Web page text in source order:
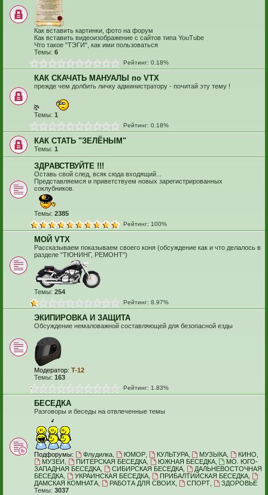
Как вставить картинки, фото на форум
Как вставить видеоизображение с сайтов типа YouTube
Что такое "ТЭГИ", как ими пользоваться
Темы: 6
Рейтинг: 0.18%
КАК СКАЧАТЬ МАНУАЛЫ по VTX
прежде чем долбить личку администратору - почитай эту тему !
Темы: 1
Рейтинг: 0.18%
КАК СТАТЬ "ЗЕЛЁНЫМ"
Темы: 1
ЗДРАВСТВУЙТЕ !!!
Оставь свой след, всяк сюда входящий...
Представляемся и приветствуем новых зарегистрированных
соклубников.
Темы: 2385
Рейтинг: 100%
МОЙ VTX
Рассказываем показываем своего коня (обсуждение как и что делалось в
разделе "ТЮНИНГ, РЕМОНТ")
Темы: 254
Рейтинг: 8.97%
ЭКИПИРОВКА И ЗАЩИТА
Обсуждение немаловажной составляющей для безопасной езды
Модератор: T-12
Темы: 163
Рейтинг: 1.83%
БЕСЕДКА
Разговоры и беседы на отвлеченные темы
Подфорумы: Флудилка, ЮМОР, КУЛЬТУРА, МУЗЫКА КИНО
МУЗЕИ
ПИТЕРСКАЯ БЕСЕДКА, ЮЖНАЯ БЕСЕДКА,
МО. ЮГО-
ЗАПАДНАЯ БЕСЕДКА
СИБИРСКАЯ БЕСЕДКА,
ДАЛЬНЕВОСТОЧНАЯ
БЕСЕДКА
УКРАИНСКАЯ БЕСЕДКА, ПРИБАЛТИЙСКАЯ БЕСЕДКА,
ДАМСКАЯ КОМНАТА
РАБОТА ДЛЯ СВОИХ, СПОРТ,
ЗДОРОВЬЕ
Темы: 3037